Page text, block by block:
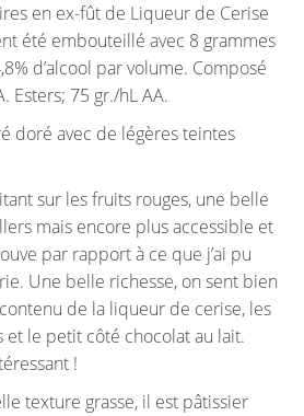
en ex-fût de Liqueur de Cerise
été embouteillé avec 8 grammes
d’alcool par volume. Composé
Esters; 75 gr./hL AA.
doré avec de légères teintes
sur les fruits rouges, une belle
mais encore plus accessible et
par rapport à ce que j’ai pu
Une belle richesse, on sent bien
de la liqueur de cerise, les
et le petit côté chocolat au lait.
!
texture grasse, il est pâtissier